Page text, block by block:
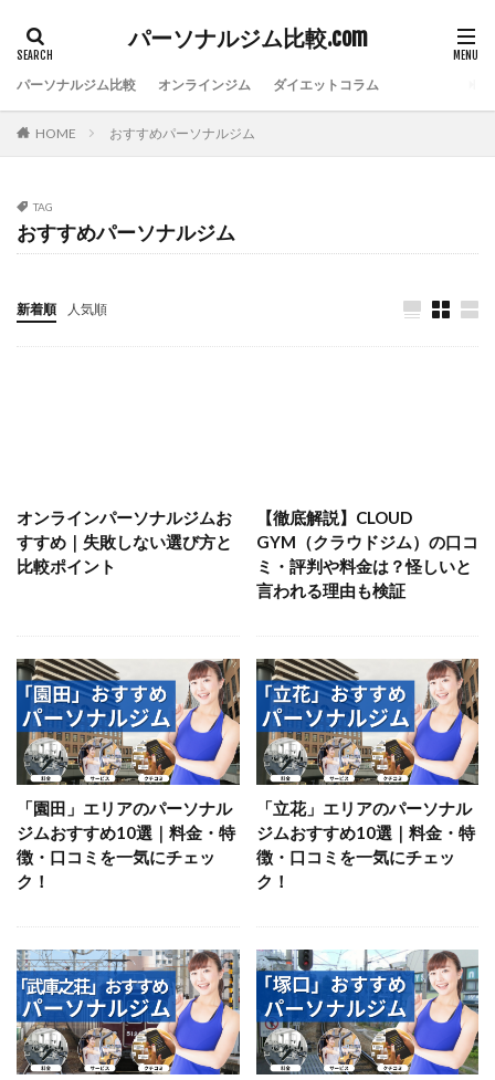
パーソナルジム比較.com
パーソナルジム比較 オンラインジム ダイエットコラム
HOME おすすめパーソナルジム
TAG
おすすめパーソナルジム
新着順 人気順
オンラインパーソナルジムお
すすめ｜失敗しない選び方と
比較ポイント
【徹底解説】CLOUD
GYM（クラウドジム）の口コ
ミ・評判や料金は？怪しいと
言われる理由も検証
「園田」エリアのパーソナル
ジムおすすめ10選｜料金・特
徴・口コミを一気にチェッ
ク！
「立花」エリアのパーソナル
ジムおすすめ10選｜料金・特
徴・口コミを一気にチェッ
ク！